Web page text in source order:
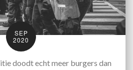
SEP
2020
doodt echt meer burgers dan